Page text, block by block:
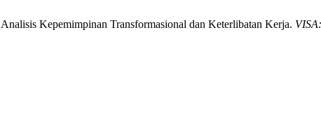
Kepemimpinan Transformasional dan Keterlibatan Kerja.